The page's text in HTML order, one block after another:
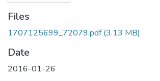
Files
1707125699_72079.pdf(3.13 MB)
Date
2016-01-26